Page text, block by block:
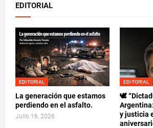
EDITORIAL
EDITORIAL
La generación que estamos
perdiendo en el asfalto.
Julio 16, 2026
EDITORIAL
🕊️
y justicia